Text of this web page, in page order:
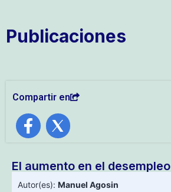
Publicaciones
Compartir en
El aumento en el desempleo
Autor(es): Manuel Agosin